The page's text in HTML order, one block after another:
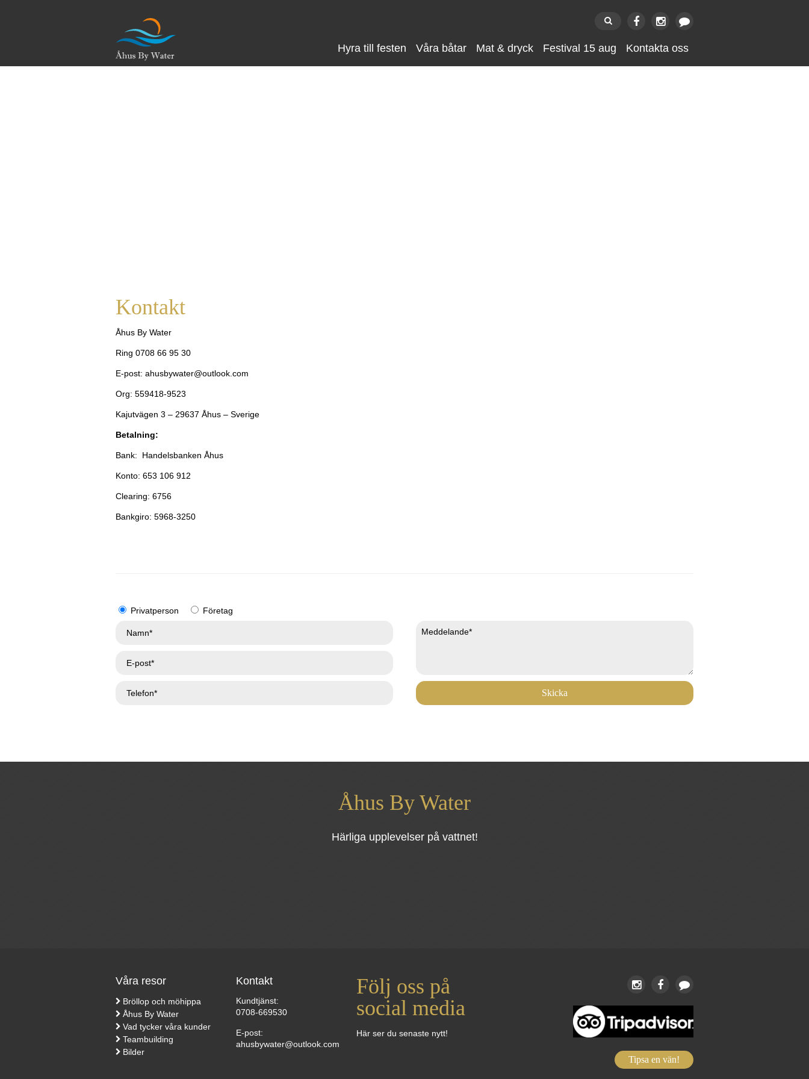
hyra till festen våra båtar mat & dryck festival 15 aug kontakta oss
Kontakt
Åhus By Water
Ring 0708 66 95 30
E-post: ahusbywater@outlook.com
Org: 559418-9523
Kajutvägen 3 – 29637 Åhus – Sverige
Betalning:
Bank: Handelsbanken Åhus
Konto: 653 106 912
Clearing: 6756
Bankgiro: 5968-3250
Privatperson Företag
Åhus By Water
Härliga upplevelser på vattnet!
Våra resor
Bröllop och möhippa
Åhus By Water
Vad tycker våra kunder
Teambuilding
Bilder
Kontakt
Kundtjänst:
0708-669530
E-post:
ahusbywater@outlook.com
Följ oss på
social media
Här ser du senaste nytt!
Tipsa en vän!